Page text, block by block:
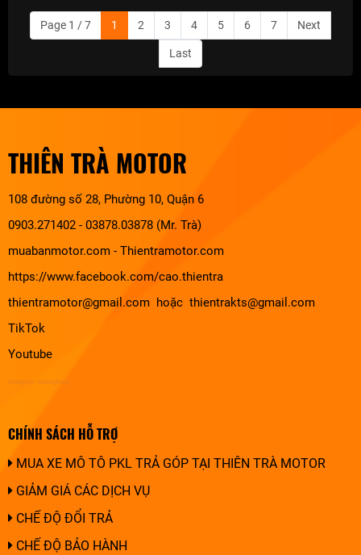
Page 1 / 7 1 2 3 4 5 6 7 Next
Last
THIÊN TRÀ MOTOR
108 đường số 28, Phường 10, Quận 6
0903.271402 - 03878.03878 (Mr. Trà)
muabanmotor.com - Thientramotor.com
https://www.facebook.com/cao.thientra
thientramotor@gmail.com hoặc thientrakts@gmail.com
TikTok
Youtube
design by chuonghung
CHÍNH SÁCH HỖ TRỢ
MUA XE MÔ TÔ PKL TRẢ GÓP TẠI THIÊN TRÀ MOTOR
GIẢM GIÁ CÁC DỊCH VỤ
CHẾ ĐỘ ĐỔI TRẢ
CHẾ ĐỘ BẢO HÀNH